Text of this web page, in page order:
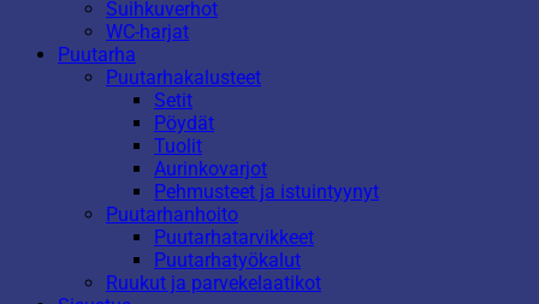
Suihkuverhot
WC-harjat
Puutarha
Puutarhakalusteet
Setit
Pöydät
Tuolit
Aurinkovarjot
Pehmusteet ja istuintyynyt
Puutarhanhoito
Puutarhatarvikkeet
Puutarhatyökalut
Ruukut ja parvekelaatikot